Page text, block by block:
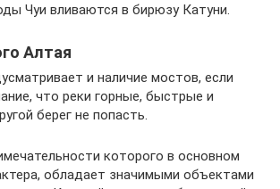
Чуи вливаются в бирюзу Катуни.
Алтая
и наличие мостов, если
что реки горные, быстрые и
берег не попасть.
которого в основном
обладает значимыми объектами